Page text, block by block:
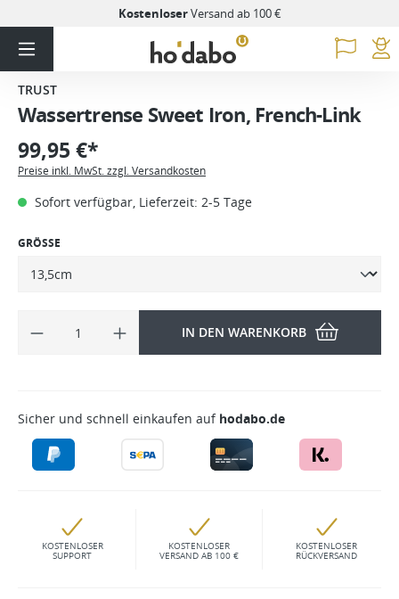
KostenloserVersand ab 100 €
TRUST
Wassertrense Sweet Iron, French-Link
99,95 €*
Preise inkl. MwSt. zzgl. Versandkosten
Sofort verfügbar, Lieferzeit: 2-5 Tage
GRÖSSE
IN DEN WARENKORB
Sicher und schnell einkaufen auf hodabo.de
KOSTENLOSER
SUPPORT
KOSTENLOSER
VERSAND AB 100 €
KOSTENLOSER
RÜCKVERSAND